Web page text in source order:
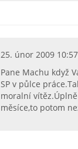
25. únor 2009
Pane Machu když
SP v půlce
moralní
měsíce,to potom